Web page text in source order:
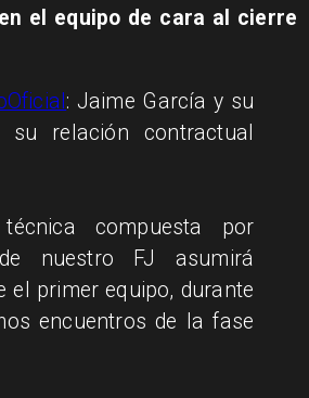
el equipo de cara al cierre
: Jaime García y su
su relación contractual
compuesta por
nuestro FJ asumirá
el primer equipo, durante
encuentros de la fase